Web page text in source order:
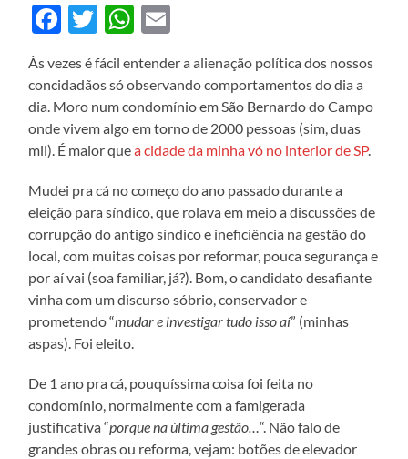
Facebook
TwitterWhatsApp
Às vezes é fácil entender a alienação política dos nossos
concidadãos só observando comportamentos do dia a
dia. Moro num condomínio em São Bernardo do Campo
onde vivem algo em torno de 2000 pessoas (sim, duas
mil). É maior quea cidade da minha vó no interior de SP.
Mudei pra cá no começo do ano passado durante a
eleição para síndico, que rolava em meio a discussões de
corrupção do antigo síndico e ineficiência na gestão do
local, com muitas coisas por reformar, pouca segurança e
por aí vai (soa familiar, já?). Bom, o candidato desafiante
vinha com um discurso sóbrio, conservador e
prometendo “mudar e investigar tudo isso aí” (minhas
aspas). Foi eleito.
De 1 ano pra cá, pouquíssima coisa foi feita no
condomínio, normalmente com a famigerada
justificativa “porque na última gestão…“. Não falo de
grandes obras ou reforma, vejam: botões de elevador